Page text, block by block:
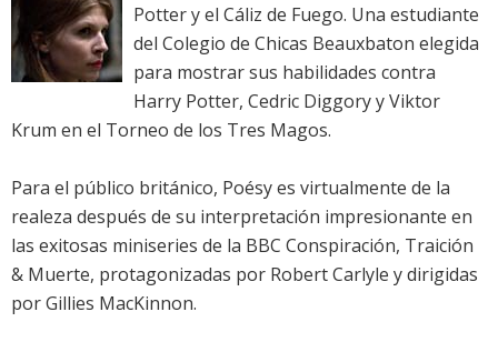
Potter y el Cáliz de Fuego. Una estudiante
del Colegio de Chicas Beauxbaton elegida
para mostrar sus habilidades contra
Harry Potter, Cedric Diggory y Viktor
Krum en el Torneo de los Tres Magos.
Para el público británico, Poésy es virtualmente de la
realeza después de su interpretación impresionante en
las exitosas miniseries de la BBC Conspiración, Traición
& Muerte, protagonizadas por Robert Carlyle y dirigidas
por Gillies MacKinnon.